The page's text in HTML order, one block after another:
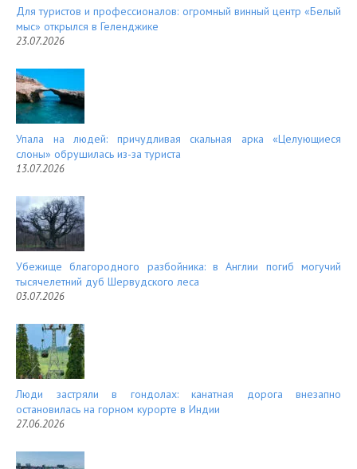
Для туристов и профессионалов: огромный винный центр «Белый
мыс» открылся в Геленджике
23.07.2026
Упала на людей: причудливая скальная арка «Целующиеся
слоны» обрушилась из-за туриста
13.07.2026
Убежище благородного разбойника: в Англии погиб могучий
тысячелетний дуб Шервудского леса
03.07.2026
Люди застряли в гондолах: канатная дорога внезапно
остановилась на горном курорте в Индии
27.06.2026